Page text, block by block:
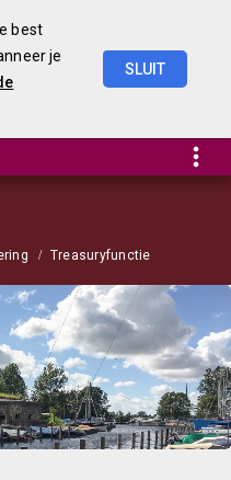
best
je
SLUIT
Treasuryfunctie